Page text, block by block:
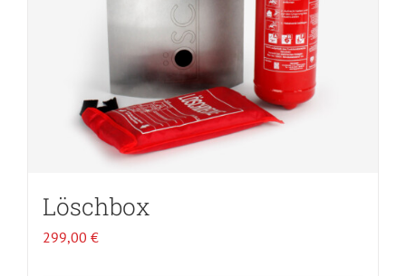
Löschbox
299,00 €